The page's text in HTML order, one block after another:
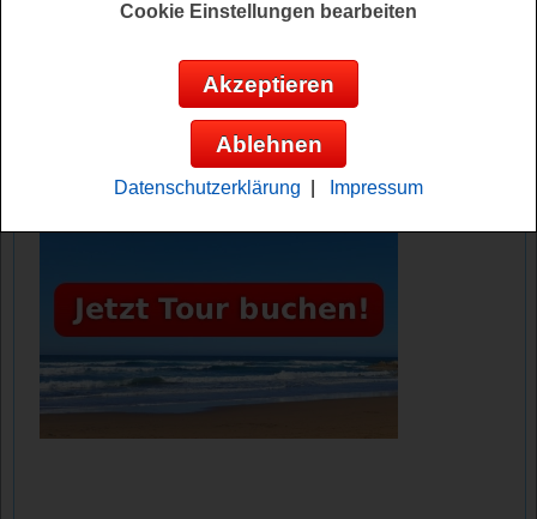
M.Asam Produktset
Anzeige:
Cookie Einstellungen bearbeiten
Akzeptieren
Ablehnen
Datenschutzerklärung Impressum